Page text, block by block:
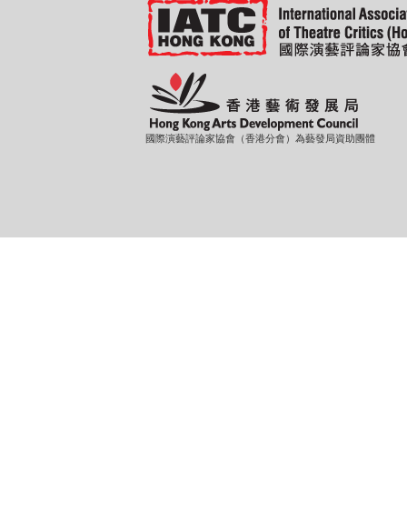
國際演藝評論家協會（香港分會）為藝發局資助團體